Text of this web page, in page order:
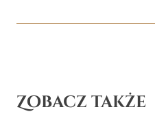
Zobacz także